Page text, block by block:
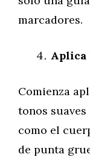
marcadores.
Aplica
Comienza
tonos suaves
como el
de punta